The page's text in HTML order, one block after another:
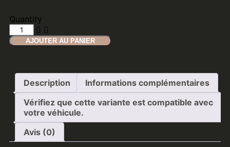
Quantity
AJOUTER AU PANIER
Description
Informations complémentaires
Vérifiez que cette variante est compatible avec
votre véhicule.
Avis (0)